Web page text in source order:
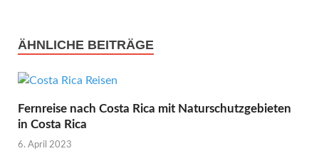
ÄHNLICHE BEITRÄGE
Fernreise nach Costa Rica mit Naturschutzgebieten
in Costa Rica
6. April 2023